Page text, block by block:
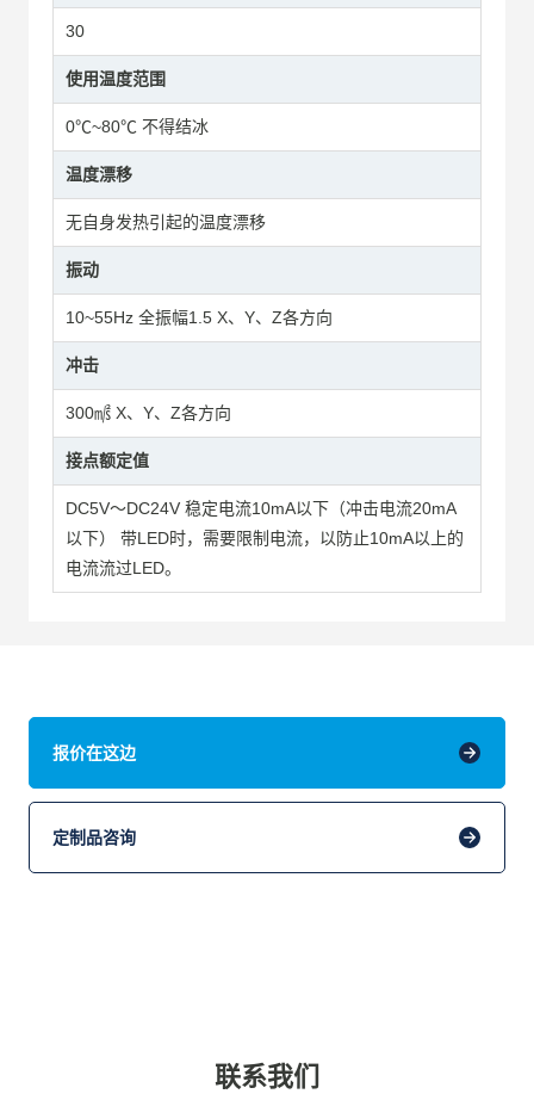
30
使用温度范围
0℃~80℃ 不得结冰
温度漂移
无自身发热引起的温度漂移
振动
10~55Hz 全振幅1.5 X、Y、Z各方向
冲击
300㎨ X、Y、Z各方向
接点额定值
DC5V～DC24V 稳定电流10mA以下（冲击电流20mA
以下） 带LED时，需要限制电流，以防止10mA以上的
电流流过LED。
报价在这边
定制品咨询
联系我们